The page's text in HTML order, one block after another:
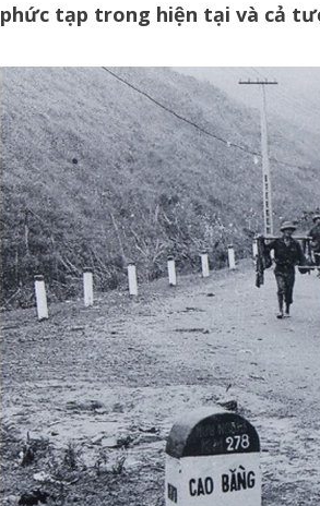
phức tạp trong hiện tại và cả